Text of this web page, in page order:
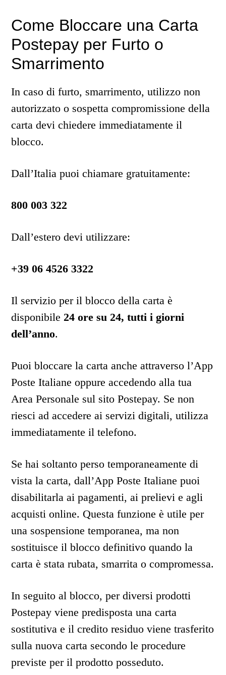
Come Bloccare una Carta
Postepay per Furto o
Smarrimento
In caso di furto, smarrimento, utilizzo non
autorizzato o sospetta compromissione della
carta devi chiedere immediatamente il
blocco.
Dall’Italia puoi chiamare gratuitamente:
800 003 322
Dall’estero devi utilizzare:
+39 06 4526 3322
Il servizio per il blocco della carta è
disponibile 24 ore su 24, tutti i giorni
dell’anno.
Puoi bloccare la carta anche attraverso l’App
Poste Italiane oppure accedendo alla tua
Area Personale sul sito Postepay. Se non
riesci ad accedere ai servizi digitali, utilizza
immediatamente il telefono.
Se hai soltanto perso temporaneamente di
vista la carta, dall’App Poste Italiane puoi
disabilitarla ai pagamenti, ai prelievi e agli
acquisti online. Questa funzione è utile per
una sospensione temporanea, ma non
sostituisce il blocco definitivo quando la
carta è stata rubata, smarrita o compromessa.
In seguito al blocco, per diversi prodotti
Postepay viene predisposta una carta
sostitutiva e il credito residuo viene trasferito
sulla nuova carta secondo le procedure
previste per il prodotto posseduto.